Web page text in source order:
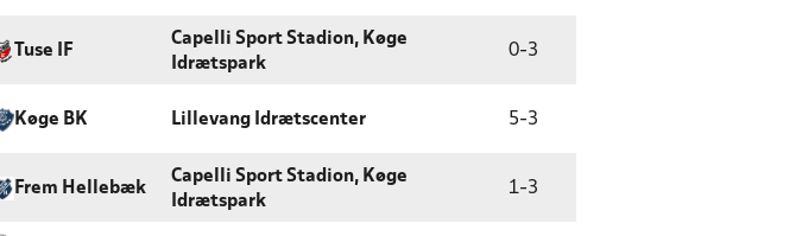
Tuse IF
Capelli Sport Stadion, Køge
Idrætspark
0-3
Køge BK Lillevang Idrætscenter 5-3
Frem Hellebæk
Capelli Sport Stadion, Køge
Idrætspark
1-3